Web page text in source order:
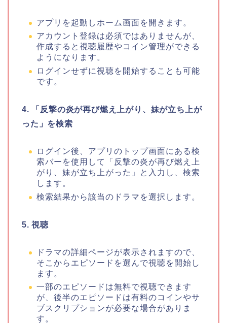
アプリを起動しホーム画面を開きます。
アカウント登録は必須ではありませんが、
作成すると視聴履歴やコイン管理ができる
ようになります。
ログインせずに視聴を開始することも可能
です。
4.
「反撃の炎が再び燃え上がり、妹が立ち上が
った」 を検索
ログイン後、アプリのトップ画面にある検
索バーを使用して
「反撃の炎が再び燃え上
がり、妹が立ち上がった」
と入力し、検索
します。
検索結果から該当のドラマを選択します。
5. 視聴
ドラマの詳細ページが表示されますので、
そこからエピソードを選んで視聴を開始し
ます。
一部のエピソードは無料で視聴できます
が、後半のエピソードは有料のコインやサ
ブスクリプションが必要な場合がありま
す。